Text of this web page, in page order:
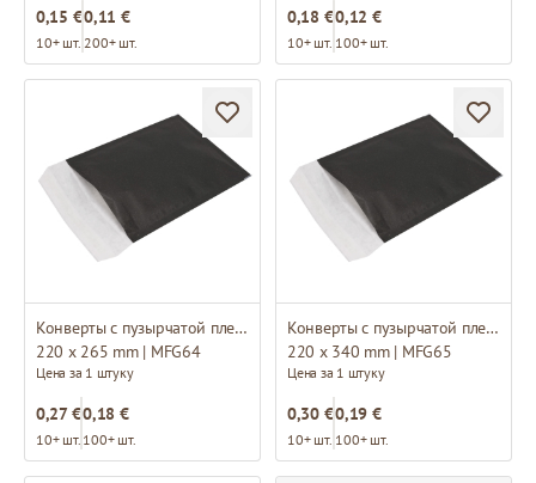
0,15 €
10+ шт.
0,11 €
200+ шт.
0,18 €
10+ шт.
0,12 €
100+ шт.
Конверты с пузырчатой пленкой E15
220 x 265 mm | MFG64
Цена за 1 штуку
0,27 €
10+ шт.
0,18 €
100+ шт.
Конверты с пузырчатой пленкой F16
220 x 340 mm | MFG65
Цена за 1 штуку
0,30 €
10+ шт.
0,19 €
100+ шт.